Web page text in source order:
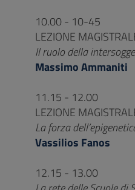
10.00 - 10-45
LEZIONE
Il ruolo della
Massimo Ammaniti
11.15 - 12.00
LEZIONE
La forza
Vassilios Fanos
12.15 - 13.00